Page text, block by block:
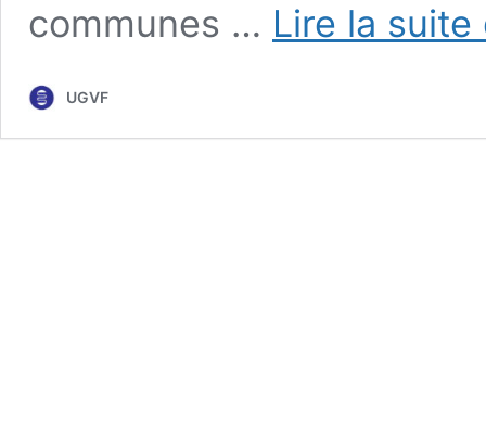
communes … Lire la suite
UGVF